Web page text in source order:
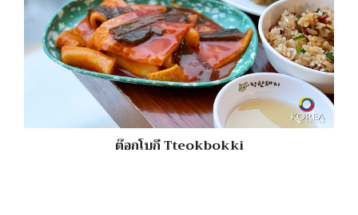
ต๊อกโบกี Tteokbokki